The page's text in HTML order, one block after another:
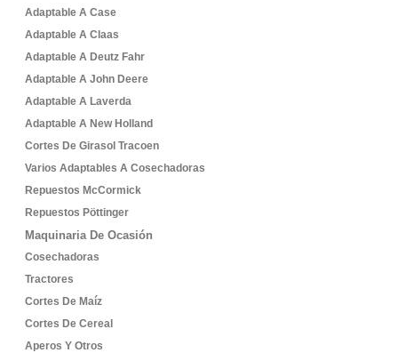
Adaptable A Case
Adaptable A Claas
Adaptable A Deutz Fahr
Adaptable A John Deere
Adaptable A Laverda
Adaptable A New Holland
Cortes De Girasol Tracoen
Varios Adaptables A Cosechadoras
Repuestos McCormick
Repuestos Pöttinger
Maquinaria De Ocasión
Cosechadoras
Tractores
Cortes De Maíz
Cortes De Cereal
Aperos Y Otros